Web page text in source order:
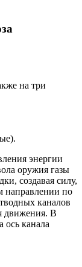
на три
энергии
оружия газы
создавая силу,
направлении по
каналов
движения. В
ось канала